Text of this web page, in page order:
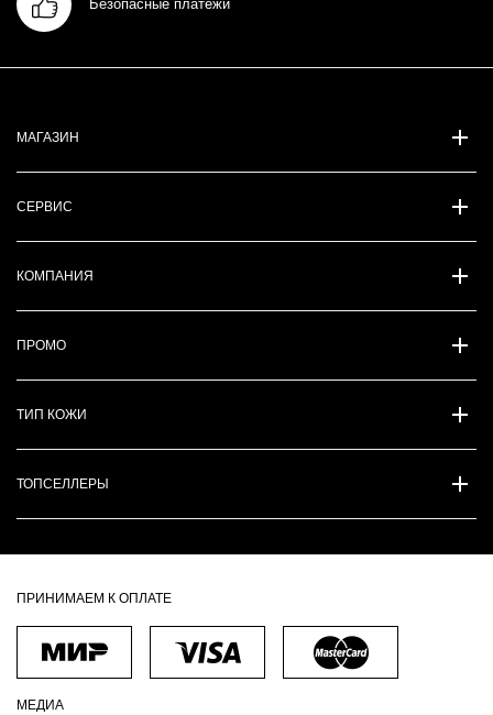
Безопасные платежи
МАГАЗИН
СЕРВИС
КОМПАНИЯ
ПРОМО
ТИП КОЖИ
ТОПСЕЛЛЕРЫ
ПРИНИМАЕМ К ОПЛАТЕ
МЕДИА